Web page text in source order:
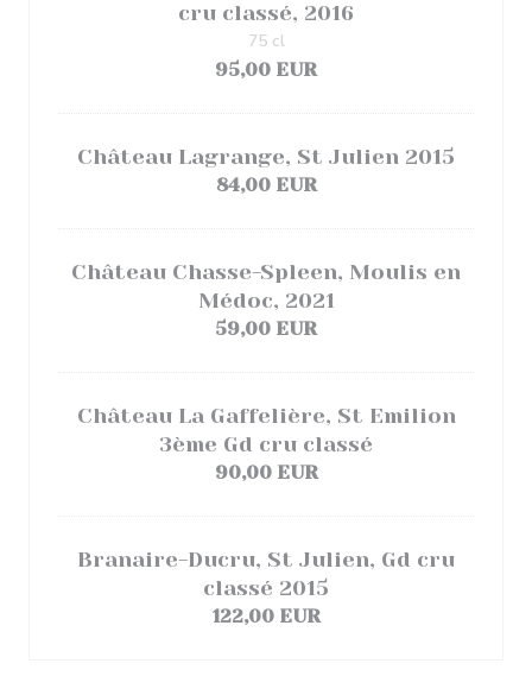
cru classé, 2016
95,00 EUR
75 cl
Château Lagrange, St Julien 2015
84,00 EUR
Château Chasse-Spleen, Moulis en
Médoc, 2021
59,00 EUR
Château La Gaffelière, St Emilion
3ème Gd cru classé
90,00 EUR
Branaire-Ducru, St Julien, Gd cru
classé 2015
122,00 EUR